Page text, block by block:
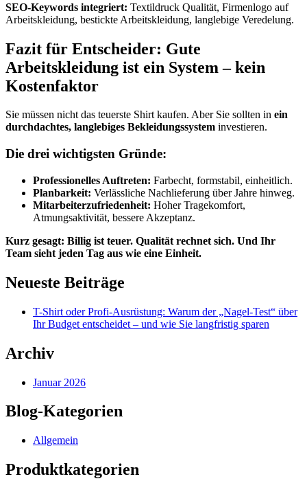
SEO-Keywords integriert: Textildruck Qualität, Firmenlogo auf
Arbeitskleidung, bestickte Arbeitskleidung, langlebige Veredelung.
Fazit für Entscheider: Gute
Arbeitskleidung ist ein System – kein
Kostenfaktor
Sie müssen nicht das teuerste Shirt kaufen. Aber Sie sollten in ein
durchdachtes, langlebiges Bekleidungssystem investieren.
Die drei wichtigsten Gründe:
Professionelles Auftreten: Farbecht, formstabil, einheitlich.
Planbarkeit: Verlässliche Nachlieferung über Jahre hinweg.
Mitarbeiterzufriedenheit: Hoher Tragekomfort,
Atmungsaktivität, bessere Akzeptanz.
Kurz gesagt: Billig ist teuer. Qualität rechnet sich. Und Ihr
Team sieht jeden Tag aus wie eine Einheit.
Neueste Beiträge
T-Shirt oder Profi-Ausrüstung: Warum der „Nagel-Test“ über
Ihr Budget entscheidet – und wie Sie langfristig sparen
Archiv
Januar 2026
Blog-Kategorien
Allgemein
Produktkategorien